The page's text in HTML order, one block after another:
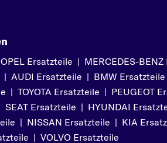
OPEL
PEUGEOT
PORSCHE
R
OPEL Ersatzteile | MERCEDES-
| AUDI Ersatzteile | BMW Ersatzteile
| TOYOTA Ersatzteile | PEUGEOT
SEAT Ersatzteile | HYUNDAI
| NISSAN Ersatzteile | KIA
| VOLVO Ersatzteile